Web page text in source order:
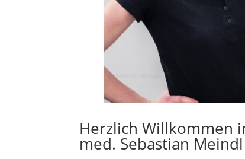
Herzlich Willkommen
med. Sebastian Meindl